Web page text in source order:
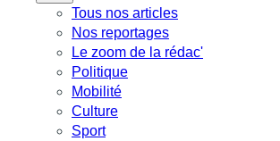
Tous nos articles
Nos reportages
Le zoom de la rédac'
Politique
Mobilité
Culture
Sport